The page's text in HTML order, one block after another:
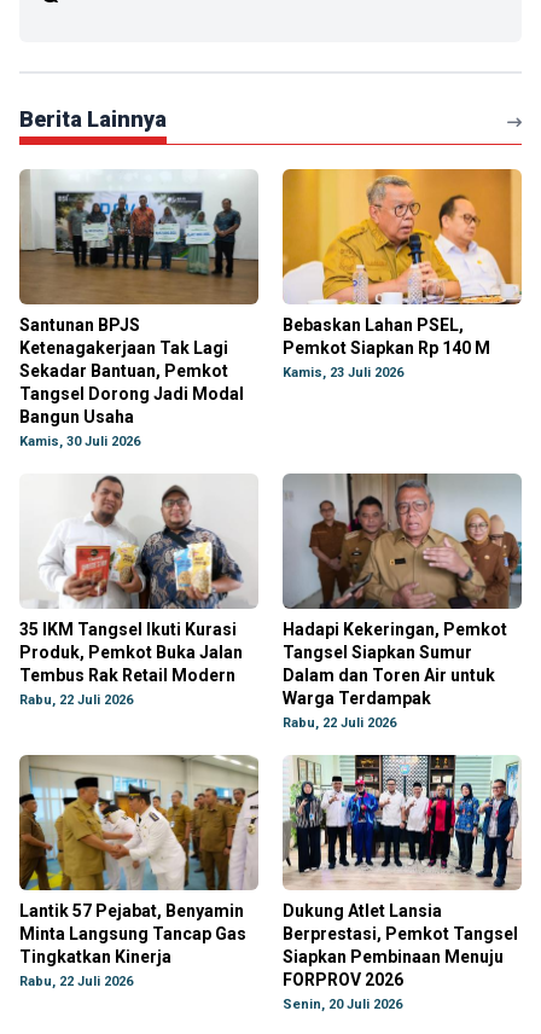
Berita Lainnya
Santunan BPJS
Ketenagakerjaan Tak Lagi
Sekadar Bantuan, Pemkot
Tangsel Dorong Jadi Modal
Bangun Usaha
Kamis, 30 Juli 2026
Bebaskan Lahan PSEL,
Pemkot Siapkan Rp 140 M
Kamis, 23 Juli 2026
35 IKM Tangsel Ikuti Kurasi
Produk, Pemkot Buka Jalan
Tembus Rak Retail Modern
Rabu, 22 Juli 2026
Hadapi Kekeringan, Pemkot
Tangsel Siapkan Sumur
Dalam dan Toren Air untuk
Warga Terdampak
Rabu, 22 Juli 2026
Lantik 57 Pejabat, Benyamin
Minta Langsung Tancap Gas
Tingkatkan Kinerja
Rabu, 22 Juli 2026
Dukung Atlet Lansia
Berprestasi, Pemkot Tangsel
Siapkan Pembinaan Menuju
FORPROV 2026
Senin, 20 Juli 2026